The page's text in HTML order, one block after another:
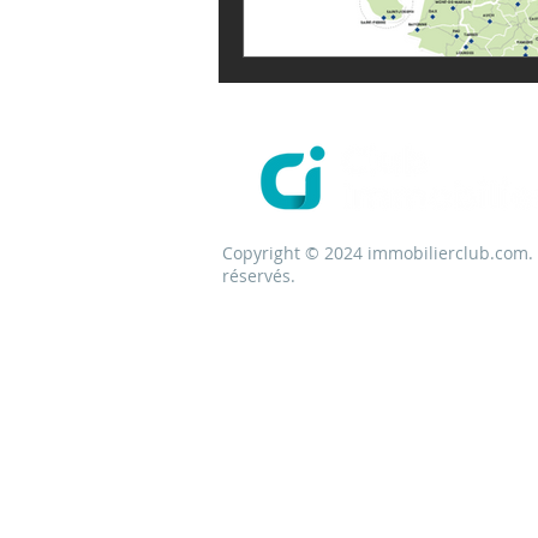
Copyright © 2024 immobilierclub.com.
réservés.